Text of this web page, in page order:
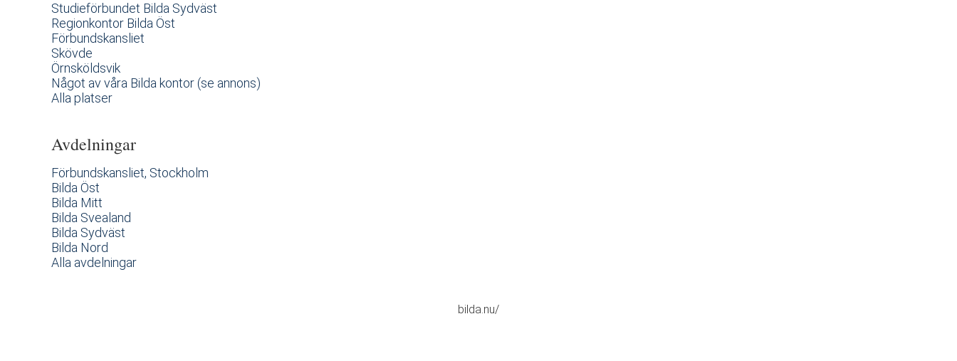
Studieförbundet Bilda Sydväst
Regionkontor Bilda Öst
Förbundskansliet
Skövde
Örnsköldsvik
Något av våra Bilda kontor (se annons)
Alla platser
Avdelningar
Förbundskansliet, Stockholm
Bilda Öst
Bilda Mitt
Bilda Svealand
Bilda Sydväst
Bilda Nord
Alla avdelningar
bilda.nu/